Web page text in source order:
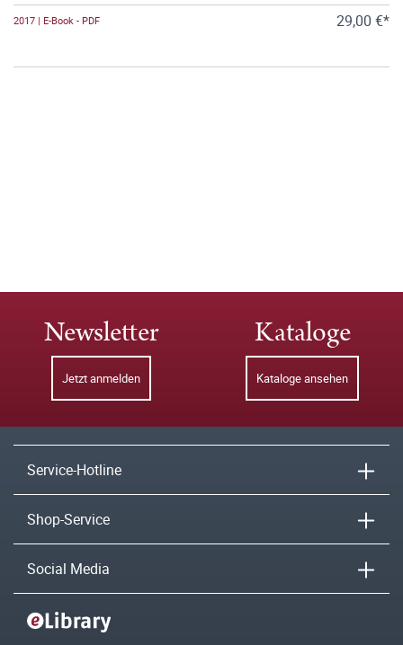
2017 | E-Book - PDF 29,00 €*
Newsletter
Jetzt anmelden
Kataloge
Kataloge ansehen
Service-Hotline
Shop-Service
Social Media